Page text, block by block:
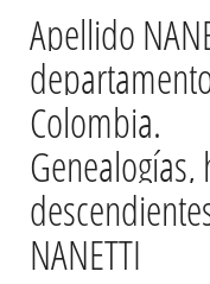
Apellido
Colombia.
NANETTI